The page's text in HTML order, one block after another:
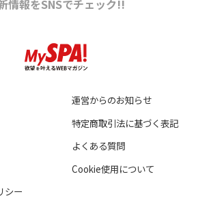
運営からのお知らせ
特定商取引法に基づく表記
よくある質問
Cookie使用について
シー